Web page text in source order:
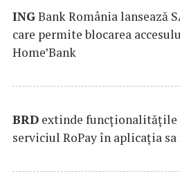
INGBank România lansează
care permite blocarea
Home’Bank
BRD extinde
serviciul RoPay în aplicaţia